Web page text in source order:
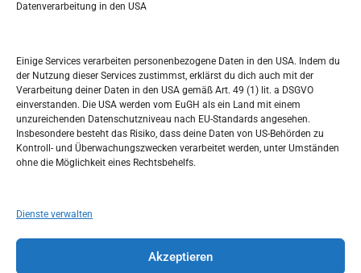
Datenverarbeitung in den USA
Einige Services verarbeiten personenbezogene Daten in den USA. Indem du
der Nutzung dieser Services zustimmst, erklärst du dich auch mit der
Verarbeitung deiner Daten in den USA gemäß Art. 49 (1) lit. a DSGVO
einverstanden. Die USA werden vom EuGH als ein Land mit einem
unzureichenden Datenschutzniveau nach EU-Standards angesehen.
Insbesondere besteht das Risiko, dass deine Daten von US-Behörden zu
Kontroll- und Überwachungszwecken verarbeitet werden, unter Umständen
ohne die Möglichkeit eines Rechtsbehelfs.
Dienste verwalten
Akzeptieren
MAI 2023
M D M D F S
1 2 3 4 5 6
8 9 10 11 12 13 14
22 23
29 30 31
« Apr. Juni »